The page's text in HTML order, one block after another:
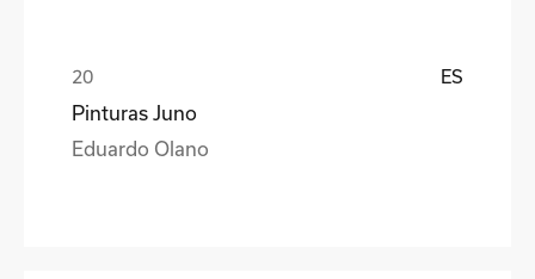
ES
Pinturas Juno
Eduardo Olano